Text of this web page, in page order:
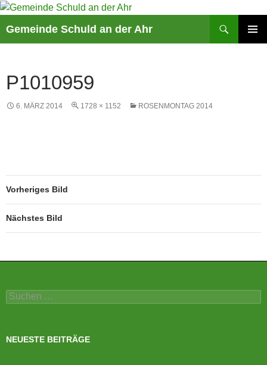
Gemeinde Schuld an der Ahr
P1010959
6. MÄRZ 2014 1728 × 1152 ROSENMONTAG 2014
Vorheriges Bild
Nächstes Bild
Suchen
nach:
NEUESTE BEITRÄGE